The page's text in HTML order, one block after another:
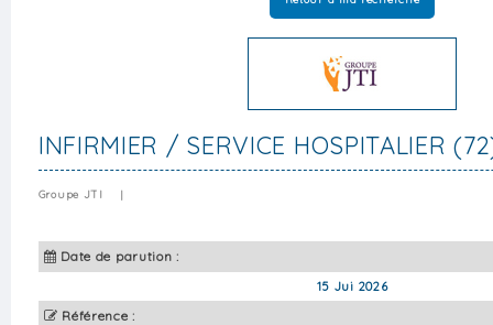
INFIRMIER / SERVICE HOSPITALIER
Groupe JTI |
Date de parution :
15 Jui 2026
Référence :